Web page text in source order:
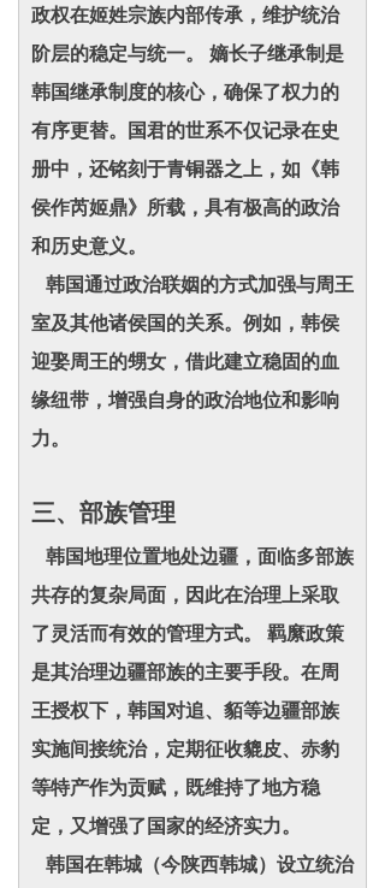
政权在姬姓宗族内部传承，维护统治
阶层的稳定与统一。 嫡长子继承制是
韩国继承制度的核心，确保了权力的
有序更替。国君的世系不仅记录在史
册中，还铭刻于青铜器之上，如《韩
侯作芮姬鼎》所载，具有极高的政治
和历史意义。
韩国通过政治联姻的方式加强与周王
室及其他诸侯国的关系。例如，韩侯
迎娶周王的甥女，借此建立稳固的血
缘纽带，增强自身的政治地位和影响
力。
三、部族管理
韩国地理位置地处边疆，面临多部族
共存的复杂局面，因此在治理上采取
了灵活而有效的管理方式。 羁縻政策
是其治理边疆部族的主要手段。在周
王授权下，韩国对追、貊等边疆部族
实施间接统治，定期征收貔皮、赤豹
等特产作为贡赋，既维持了地方稳
定，又增强了国家的经济实力。
韩国在韩城（今陕西韩城）设立统治